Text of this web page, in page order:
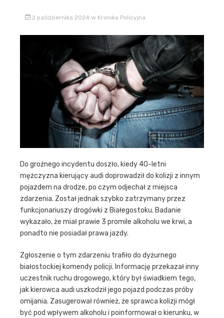
2 października 2024 w Kronika Policyjna
Do groźnego incydentu doszło, kiedy 40-letni
mężczyzna kierujący audi doprowadził do kolizji z innym
pojazdem na drodze, po czym odjechał z miejsca
zdarzenia. Został jednak szybko zatrzymany przez
funkcjonariuszy drogówki z Białegostoku. Badanie
wykazało, że miał prawie 3 promile alkoholu we krwi, a
ponadto nie posiadał prawa jazdy.
Zgłoszenie o tym zdarzeniu trafiło do dyżurnego
białostockiej komendy policji. Informację przekazał inny
uczestnik ruchu drogowego, który był świadkiem tego,
jak kierowca audi uszkodził jego pojazd podczas próby
omijania. Zasugerował również, że sprawca kolizji mógł
być pod wpływem alkoholu i poinformował o kierunku, w